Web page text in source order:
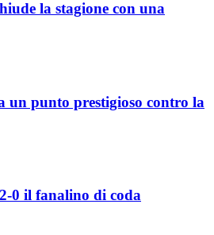
la stagione con una
un punto prestigioso contro la
0 il fanalino di coda